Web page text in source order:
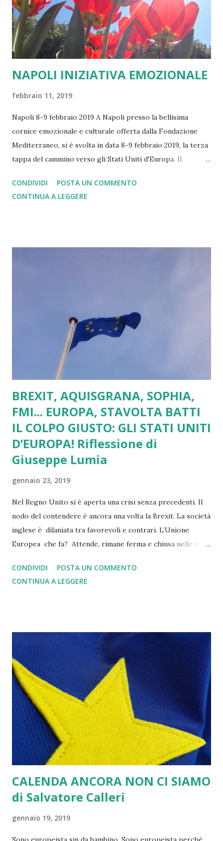
Europa: gli Stati Uniti d'Europa. Abbiamo due esempi da
seguire: Stati Uniti d'America e Svi...
NAPOLI INIZIATIVA EMOZIONALE
febbraio 11, 2019
Napoli 8-9 febbraio 2019 A Napoli presso la bellisima
cornice emozionale e culturale offerta dalla Fondazione
Mediterraneo, si è svolta in data 8-9 febbraio 2019, la terza
tappa del cammino verso gli Stati Uniti d'Europa. Il
Giorgio La Pira, presso la Fondazione Kennedy il 7 giugno
2018 con la presentazione all'interno del Progetto Tulipani
https://statiunitieuropa.blogspot.com/2018/11/ascona-
https://statiunitieuropa.blogspot.com/2018/11/ascona-
2018-stati-uniti-deuropa-un.html La terza tappa ha
proseguito...
CONDIVIDI
POSTA UN COMMENTO
CONTINUA A LEGGERE
BREXIT, AQUISGRANA, SOPHIA,
FMI... EUROPA, STAVOLTA BATTI
IL COLPO GIUSTO: GLI STATI UNITI
D’EUROPA! Riflessione di
Giuseppe Lumia
gennaio 23, 2019
Nel Regno Unito si è aperta una crisi senza precedenti. Il
nodo del contendere è ancora una volta la Brexit. La società
inglese è dilaniata tra favorevoli e contrari. L’Unione
Europea che fa? Attende, rimane ferma e chiusa nelle sue
trattative sulla gestione della Brexit. Tutto qui? No,
bisogna comprendere che la Brexit coglie anche una
se niente fosse, in nome della lotta ai nazionalismi. Una
contraddizione madornale. La Germania esce infine dal
seppur inconcludente Programma SOPHIA sulla gestione
dei flussi degli immigrati. Un altro bel colpo all’Unione
Europea. È necessario, allora, rompere gli indugi e
prendere l’iniziativa con una qualificata progettualità e una
visione moderna capace di rilanciare il valore dell’Unità
Eu...
CONDIVIDI
POSTA UN COMMENTO
CONTINUA A LEGGERE
CALENDA ANCORA NON CI SIAMO
di Salvatore Calleri
gennaio 19, 2019